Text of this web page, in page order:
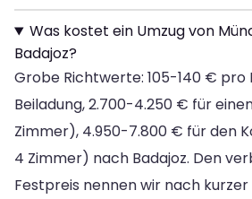
Was kostet ein Umzug von
Badajoz?
Grobe Richtwerte: 105-140 € pro
Beiladung, 2.700-4.250 € für
Zimmer), 4.950-7.800 € für den
4 Zimmer) nach Badajoz. Den
Festpreis nennen wir nach kurzer